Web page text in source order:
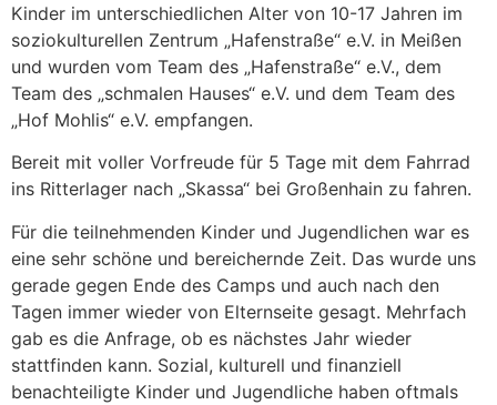
Kinder im unterschiedlichen Alter von 10-17 Jahren im
soziokulturellen Zentrum „Hafenstraße“ e.V. in Meißen
und wurden vom Team des „Hafenstraße“ e.V., dem
Team des „schmalen Hauses“ e.V. und dem Team des
„Hof Mohlis“ e.V. empfangen.
Bereit mit voller Vorfreude für 5 Tage mit dem Fahrrad
ins Ritterlager nach „Skassa“ bei Großenhain zu fahren.
Für die teilnehmenden Kinder und Jugendlichen war es
eine sehr schöne und bereichernde Zeit. Das wurde uns
gerade gegen Ende des Camps und auch nach den
Tagen immer wieder von Elternseite gesagt. Mehrfach
gab es die Anfrage, ob es nächstes Jahr wieder
stattfinden kann. Sozial, kulturell und finanziell
benachteiligte Kinder und Jugendliche haben oftmals